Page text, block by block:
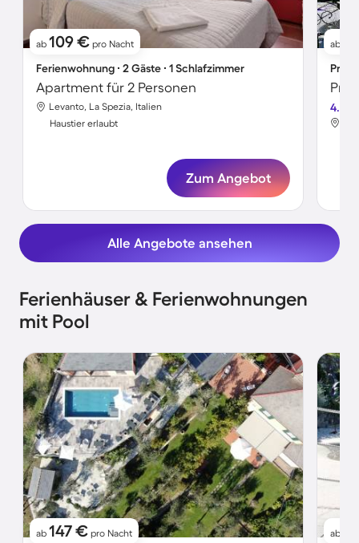
ab 109 € pro Nacht
Ferienwohnung ∙ 2 Gäste ∙ 1 Schlafzimmer
Apartment für 2 Personen
Levanto, La Spezia, Italien
Haustier erlaubt
Zum Angebot
ab
4.7
Alle Angebote ansehen
Ferienhäuser & Ferienwohnungen
mit Pool
ab 147 € pro Nacht ab